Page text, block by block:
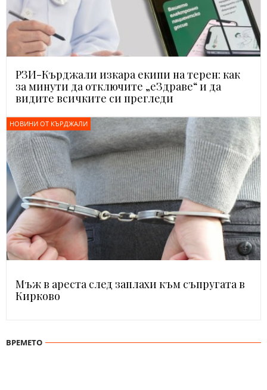
РЗИ-Кърджали изкара екипи на терен: как
за минути да отключите „еЗдраве“ и да
видите всичките си прегледи
НОВИНИ ОТ КЪРДЖАЛИ
Мъж в ареста след заплахи към съпругата в
Кирково
ВРЕМЕТО